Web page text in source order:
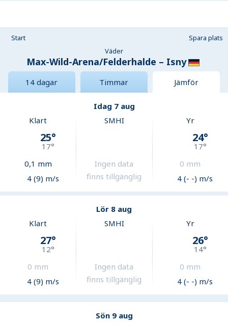
Start
Spara plats
Väder
Max-Wild-Arena/Felderhalde – Isny
14 dagar Timmar Jämför
Idag 7 aug
Klart
25°
17°
0,1 mm
4 (9) m/s
SMHI
Ingen data
finns tillgänglig
Yr
24°
17°
0 mm
4 (- -) m/s
Lör 8 aug
Klart
27°
12°
0 mm
4 (9) m/s
SMHI
Ingen data
finns tillgänglig
Yr
26°
14°
0 mm
4 (- -) m/s
Sön 9 aug